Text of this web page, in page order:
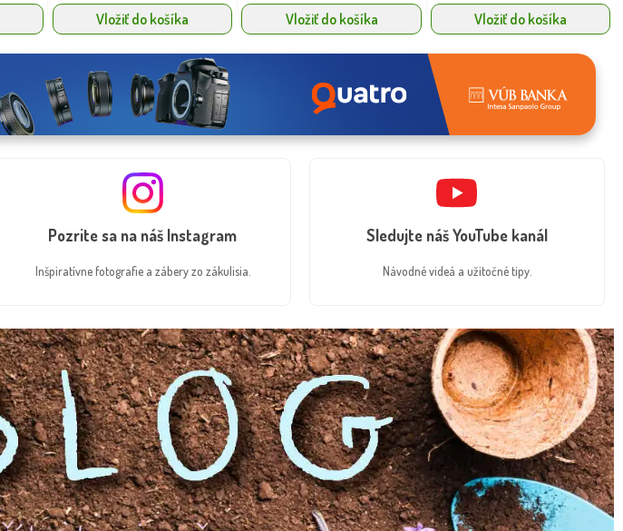
Vložiť do košíka Vložiť do košíka Vložiť do košíka
Pozrite sa na náš Instagram
Inšpiratívne fotografie a zábery zo zákulisia.
Sledujte náš YouTube kanál
Návodné videá a užitočné tipy.